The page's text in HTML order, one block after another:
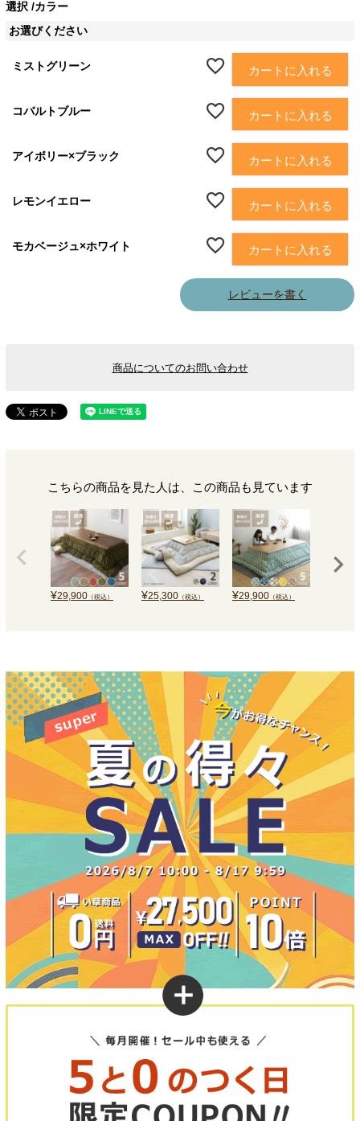
選択
カラー
お選びください
ミストグリーン カートに入れる
コバルトブルー カートに入れる
アイボリー×ブラック カートに入れる
レモンイエロー カートに入れる
モカベージュ×ホワイト カートに入れる
レビューを書く
商品についてのお問い合わせ
こちらの商品を見た人は、この商品も見ています
¥29,900 （税込） ¥25,300 （税込） ¥29,900 （税込）